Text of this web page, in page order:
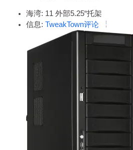
海湾: 11 外部5.25“托架
信息:TweakTown评论